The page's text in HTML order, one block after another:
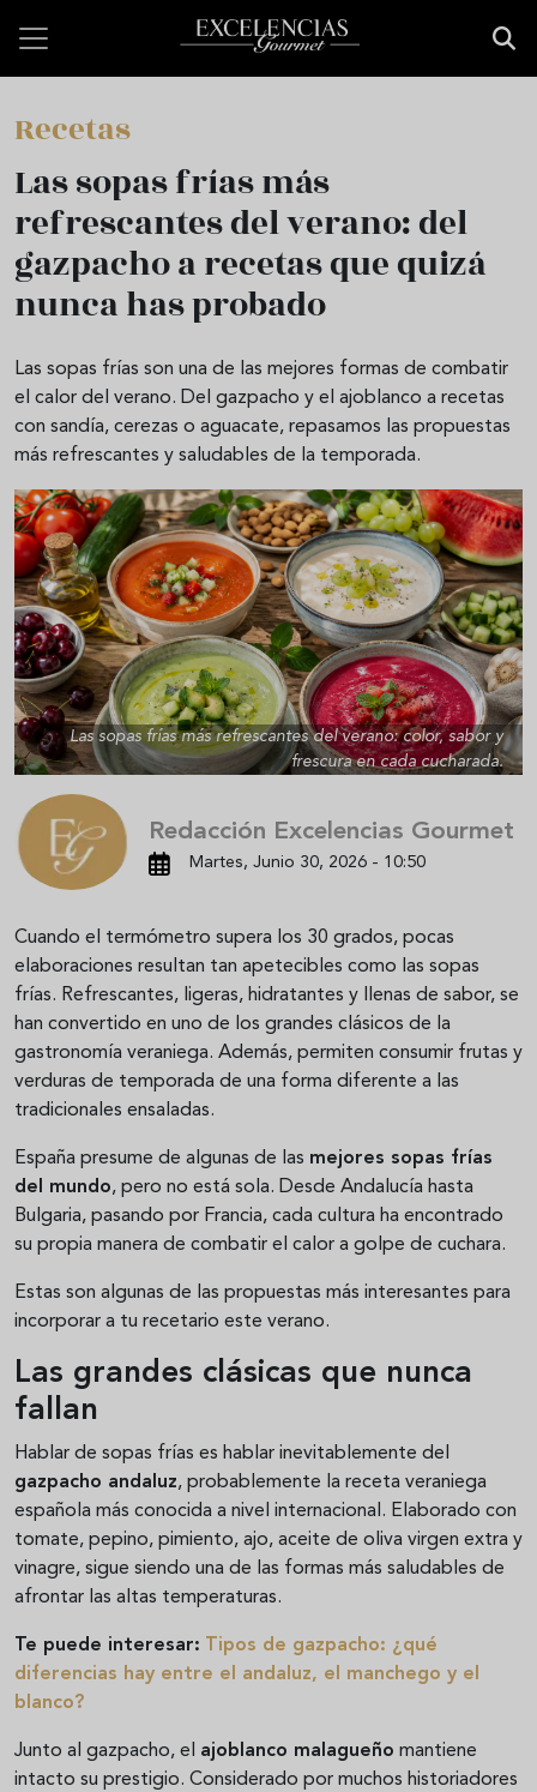
Recetas
Las sopas frías más
refrescantes del verano: del
gazpacho a recetas que quizá
nunca has probado
Las sopas frías son una de las mejores formas de combatir
el calor del verano. Del gazpacho y el ajoblanco a recetas
con sandía, cerezas o aguacate, repasamos las propuestas
más refrescantes y saludables de la temporada.
Las sopas frías más refrescantes del verano: color, sabor y
frescura en cada cucharada.
Redacción Excelencias Gourmet
Martes, Junio 30, 2026 - 10:50
Cuando el termómetro supera los 30 grados, pocas
elaboraciones resultan tan apetecibles como las sopas
frías. Refrescantes, ligeras, hidratantes y llenas de sabor, se
han convertido en uno de los grandes clásicos de la
gastronomía veraniega. Además, permiten consumir frutas y
verduras de temporada de una forma diferente a las
tradicionales ensaladas.
España presume de algunas de las mejores sopas frías
del mundo, pero no está sola. Desde Andalucía hasta
Bulgaria, pasando por Francia, cada cultura ha encontrado
su propia manera de combatir el calor a golpe de cuchara.
Estas son algunas de las propuestas más interesantes para
incorporar a tu recetario este verano.
Las grandes clásicas que nunca
fallan
Hablar de sopas frías es hablar inevitablemente del
gazpacho andaluz, probablemente la receta veraniega
española más conocida a nivel internacional. Elaborado con
tomate, pepino, pimiento, ajo, aceite de oliva virgen extra y
vinagre, sigue siendo una de las formas más saludables de
afrontar las altas temperaturas.
Te puede interesar: Tipos de gazpacho: ¿qué
diferencias hay entre el andaluz, el manchego y el
blanco?
Junto al gazpacho, el ajoblanco malagueño mantiene
intacto su prestigio. Considerado por muchos historiadores